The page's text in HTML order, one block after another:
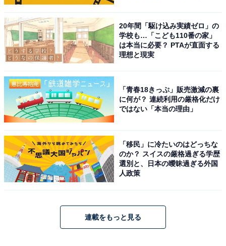
・
【脳トレ】この漢字はなんて読む？ 「微温湯」【難読漢
字クイズ】
20年間「駆け込み実績ゼロ」の
学校も…「こども110番の家」
は本当に必要？ PTAが直面する
理想と現実
「青春18きっぷ」販売激減の裏
に何が？ 連続利用の厳格化だけ
ではない「本当の理由」
「移民」に冷たいのはどっちな
のか？ スイスの厳格過ぎる学歴
選別と、日本の曖昧過ぎる外国
人政策
連載をもっと見る